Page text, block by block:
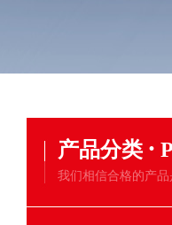
产品分类 ·
我们相信合格的产